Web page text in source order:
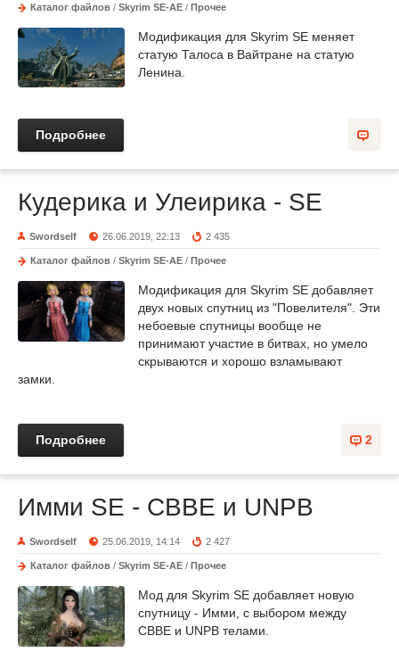
Каталог файлов / Skyrim SE-AE / Прочее
Модификация для Skyrim SE меняет
статую Талоса в Вайтране на статую
Ленина.
Подробнее
Кудерика и Улеирика - SE
Swordself 26.06.2019, 22:13 2 435
Каталог файлов / Skyrim SE-AE / Прочее
Модификация для Skyrim SE добавляет
двух новых спутниц из "Повелителя". Эти
небоевые спутницы вообще не
принимают участие в битвах, но умело
скрываются и хорошо взламывают
замки.
2
Подробнее
Имми SE - CBBE и UNPB
Swordself 25.06.2019, 14:14 2 427
Каталог файлов / Skyrim SE-AE / Прочее
Мод для Skyrim SE добавляет новую
спутницу - Имми, с выбором между
CBBE и UNPB телами.